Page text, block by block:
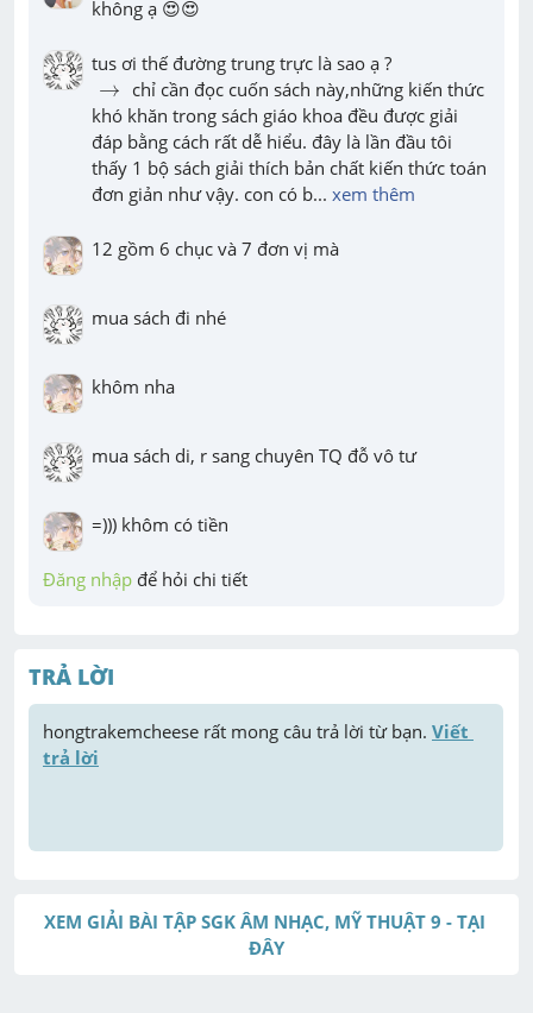
không ạ 😍😍
→
→
chỉ cần đọc cuốn sách này,những kiến thức
khó khăn trong sách giáo khoa đều được giải
đáp bằng cách rất dễ hiểu. đây là lần đầu tôi
thấy 1 bộ sách giải thích bản chất kiến thức toán
đơn giản như vậy. con có b... xem thêm
12 gồm 6 chục và 7 đơn vị mà
mua sách đi nhé
khôm nha
mua sách di, r sang chuyên TQ đỗ vô tư
=))) khôm có tiền
Đăng nhập để hỏi chi tiết
TRẢ LỜI
hongtrakemcheese rất mong câu trả lời từ bạn. Viết
trả lời
XEM GIẢI BÀI TẬP SGK ÂM NHẠC, MỸ THUẬT 9 - TẠI
ĐÂY